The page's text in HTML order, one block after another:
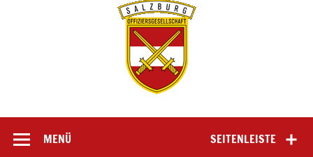
SEITENLEISTE
MENÜ